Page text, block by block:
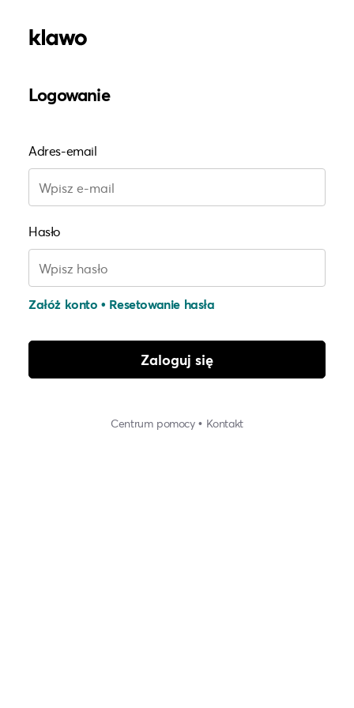
Logowanie
Adres-email
Hasło
Załóż konto • Resetowanie hasła
Zaloguj się
Centrum pomocy• Kontakt